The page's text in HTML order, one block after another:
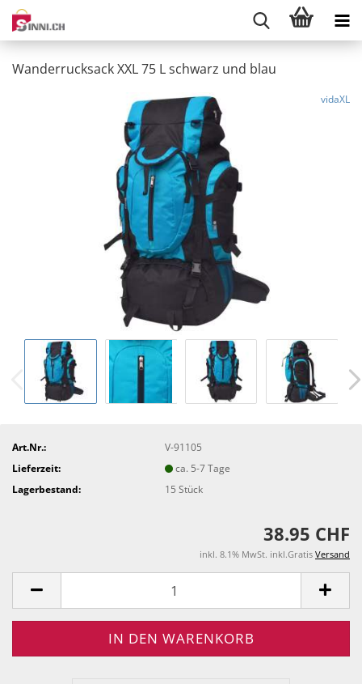
Wanderrucksack XXL 75 L schwarz und blau
vidaXL
Art.Nr.:
V-91105
Lieferzeit:
ca. 5-7 Tage
Lagerbestand:
15Stück
38.95 CHF
inkl. 8.1% MwSt. inkl.Gratis Versand